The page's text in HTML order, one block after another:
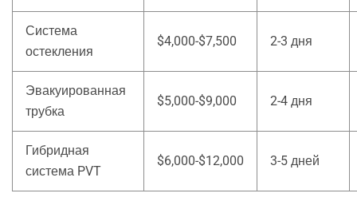
Система
остекления
$4,000-$7,500 2-3 дня
Эвакуированная
трубка
$5,000-$9,000 2-4 дня
Гибридная
система PVT
$6,000-$12,000 3-5 дней